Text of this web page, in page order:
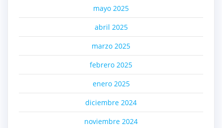
mayo 2025
abril 2025
marzo 2025
febrero 2025
enero 2025
diciembre 2024
noviembre 2024